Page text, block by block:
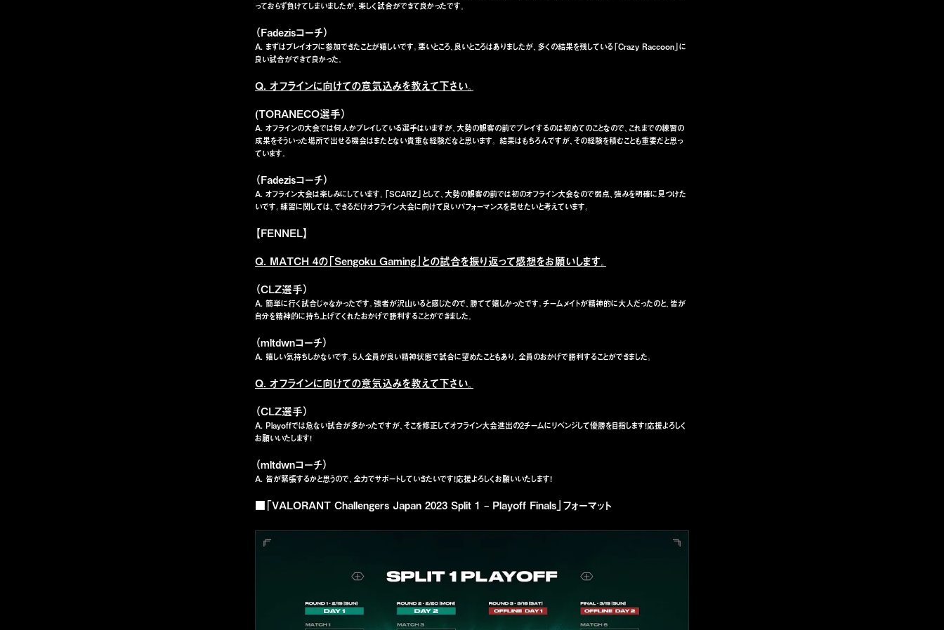
っておらず負けてしまいましたが、楽しく試合ができて良かったです。
（Fadezisコーチ）
A. まずはプレイオフに参加できたことが嬉しいです。悪いところ、良いところはありましたが、多くの結果を残している「Crazy Raccoon」に
良い試合ができて良かった。
Q. オフラインに向けての意気込みを教えて下さい。
(TORANECO選手）
A. オフラインの大会では何人かプレイしている選手はいますが、大勢の観客の前でプレイするのは初めてのことなので、これまでの練習の
成果をそういった場所で出せる機会はまたとない貴重な経験だなと思います。 結果はもちろんですが、その経験を積むことも重要だと思っ
ています。
（Fadezisコーチ）
A. オフライン大会は楽しみにしています。「SCARZ」として、大勢の観客の前では初のオフライン大会なので弱点、強みを明確に見つけた
いです。練習に関しては、できるだけオフライン大会に向けて良いパフォーマンスを見せたいと考えています。
【FENNEL】
Q. MATCH 4の「Sengoku Gaming」との試合を振り返って感想をお願いします。
（CLZ選手）
A. 簡単に行く試合じゃなかったです。強者が沢山いると感じたので、勝てて嬉しかったです。チームメイトが精神的に大人だったのと、皆が
自分を精神的に持ち上げてくれたおかげで勝利することができました。
（mltdwnコーチ）
A. 嬉しい気持ちしかないです。5人全員が良い精神状態で試合に望めたこともあり、全員のおかげで勝利することができました。
Q. オフラインに向けての意気込みを教えて下さい。
（CLZ選手）
A. Playoffでは危ない試合が多かったですが、そこを修正してオフライン大会進出の2チームにリベンジして優勝を目指します！応援よろしく
お願いいたします！
（mltdwnコーチ）
A. 皆が緊張するかと思うので、全力でサポートしていきたいです！応援よろしくお願いいたします！
■「VALORANT Challengers Japan 2023 Split 1 – Playoff Finals」フォーマット